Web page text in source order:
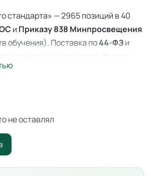
стандарта» — 2965 позиций в 40
и Приказу 838 Минпросвещения
обучения). Поставка по44-ФЗи
документов, сертификаты
Доставка по всей
со склада в Ангарске.
— 838
из перечня Приказа
от 28.11.2024.
не оставлял